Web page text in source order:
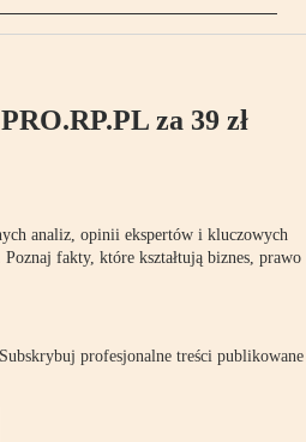
za 39 zł
analiz, opinii ekspertów i kluczowych
fakty, które kształtują biznes, prawo
profesjonalne treści publikowane